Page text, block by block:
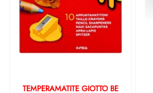
TEMPERAMATITE GIOTTO BE